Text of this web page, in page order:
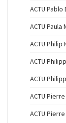
ACTU
ACTU Paula
ACTU Philip
ACTU
ACTU
ACTU
ACTU